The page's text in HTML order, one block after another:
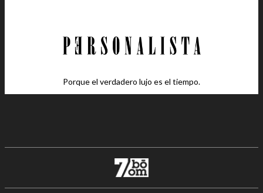
Porque el verdadero lujo es el tiempo.